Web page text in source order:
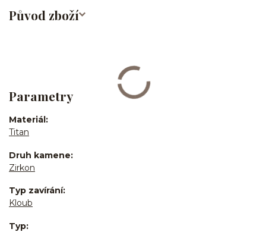
Původ zboží
Parametry
Materiál
Titan
Druh kamene
Zirkon
Typ zavírání
Kloub
Typ